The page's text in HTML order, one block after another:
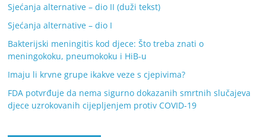
Sjećanja alternative – dio II (duži tekst)
Sjećanja alternative – dio I
Bakterijski meningitis kod djece: Što treba znati o
meningokoku, pneumokoku i HiB-u
Imaju li krvne grupe ikakve veze s cjepivima?
FDA potvrđuje da nema sigurno dokazanih smrtnih slučajeva
djece uzrokovanih cijepljenjem protiv COVID-19